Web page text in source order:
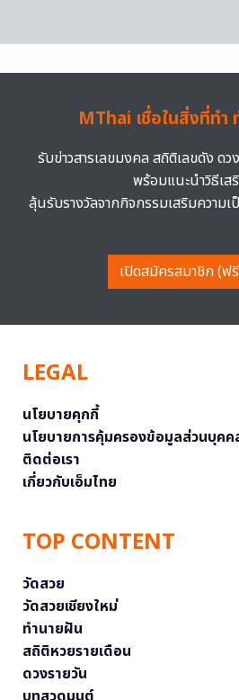
MThai เชื่อในสิ่งที่ทำ
รับข่าวสารเลขมงคล สถิติเลขดัง ดว
พร้อมแนะนำวิธีเส
ลุ้นรับรางวัลจากกิจกรรมเสริมความ
เปิดสมัครสมาชิก (ฟ
LEGAL
นโยบายคุกกี้
นโยบายการคุ้มครองข้อมูลส่วนบุคค
ติดต่อเรา
เกี่ยวกับเอ็มไทย
TOP CONTENT
วัดสวย
วัดสวยเชียงใหม่
ทำนายฝัน
สถิติหวยรายเดือน
ดวงรายวัน